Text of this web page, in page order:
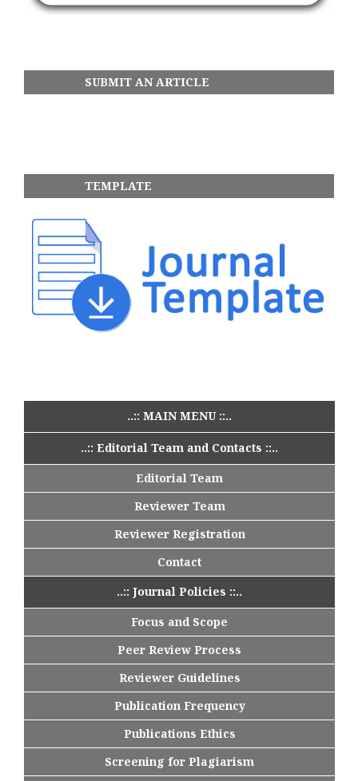
SUBMIT AN ARTICLE
TEMPLATE
..:: MAIN MENU ::..
..:: Editorial Team and Contacts ::..
Editorial Team
Reviewer Team
Reviewer Registration
Contact
..:: Journal Policies ::..
Focus and Scope
Peer Review Process
Reviewer Guidelines
Publication Frequency
Publications Ethics
Screening for Plagiarism